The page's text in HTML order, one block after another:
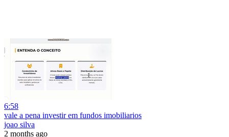
6:58
vale a pena investir em fundos imobiliarios
joao silva
2 months ago